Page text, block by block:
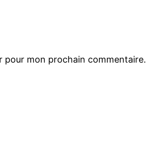
pour mon prochain commentaire.